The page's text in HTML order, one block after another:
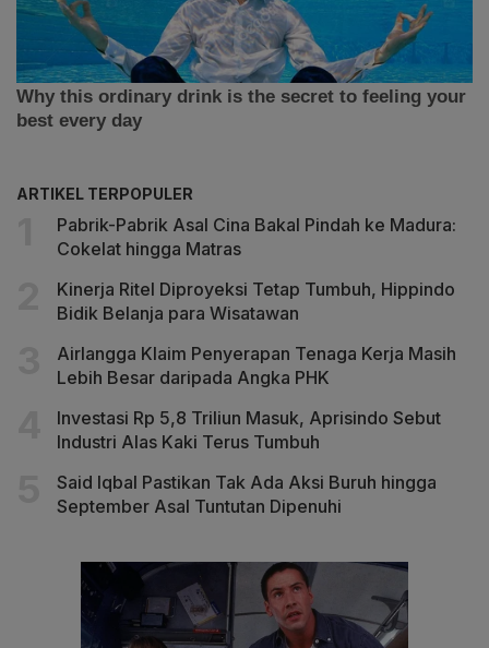
ARTIKEL TERPOPULER
Pabrik-Pabrik Asal Cina Bakal Pindah ke Madura:
Cokelat hingga Matras
Kinerja Ritel Diproyeksi Tetap Tumbuh, Hippindo
Bidik Belanja para Wisatawan
Airlangga Klaim Penyerapan Tenaga Kerja Masih
Lebih Besar daripada Angka PHK
Investasi Rp 5,8 Triliun Masuk, Aprisindo Sebut
Industri Alas Kaki Terus Tumbuh
Said Iqbal Pastikan Tak Ada Aksi Buruh hingga
September Asal Tuntutan Dipenuhi